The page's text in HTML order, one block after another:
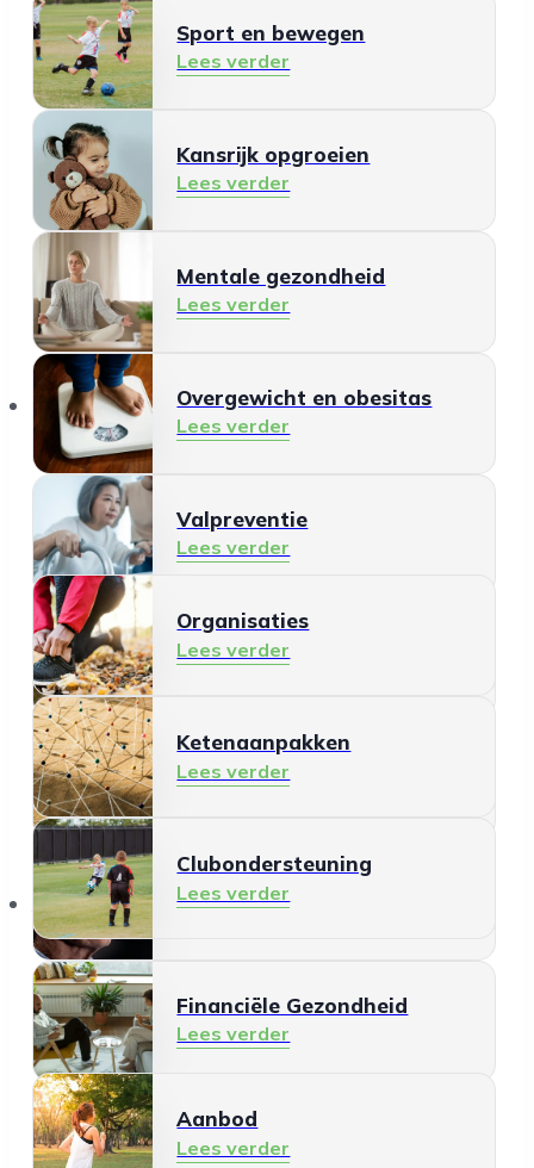
Sport en bewegen
Lees verder
Kansrijk opgroeien
Lees verder
Mentale gezondheid
Lees verder
Overgewicht en obesitas
Lees verder
Valpreventie
Lees verder
Gezonde leefomgeving
Lees verder
Ontmoeten en meedoen
Lees verder
Mantelzorg
Lees verder
Financiële Gezondheid
Lees verder
Schermgebruik
Lees verder
Organisaties
Organisaties
Lees verder
Ketenaanpakken
Lees verder
Clubondersteuning
Lees verder
Aanbod
Aanbod
Lees verder